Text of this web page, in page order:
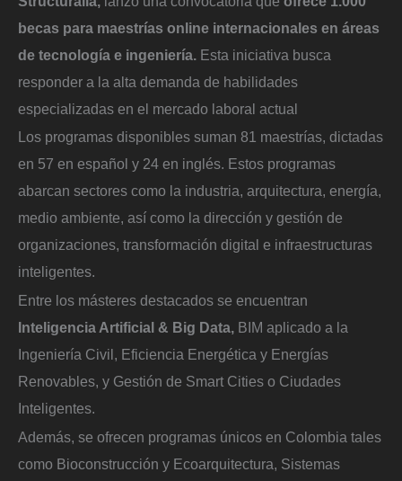
becas para maestrías online internacionales en áreas
de tecnología e ingeniería. Esta iniciativa busca
responder a la alta demanda de habilidades
especializadas en el mercado laboral actual
Los programas disponibles suman 81 maestrías, dictadas
en 57 en español y 24 en inglés. Estos programas
abarcan sectores como la industria, arquitectura, energía,
medio ambiente, así como la dirección y gestión de
organizaciones, transformación digital e infraestructuras
inteligentes.
Entre los másteres destacados se encuentran
Inteligencia Artificial & Big Data, BIM aplicado a la
Ingeniería Civil, Eficiencia Energética y Energías
Renovables, y Gestión de Smart Cities o Ciudades
Inteligentes.
Además, se ofrecen programas únicos en Colombia tales
como Bioconstrucción y Ecoarquitectura, Sistemas